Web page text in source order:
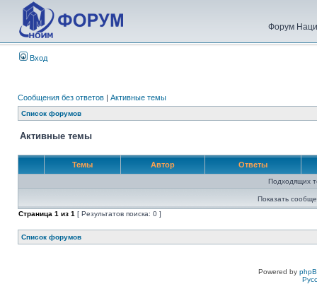
Форум
Вход
Сообщения без ответов | Активные темы
Список форумов
Активные темы
Темы Автор Ответы
Подходящих
Показать
Страница 1 из 1 [ Результатов поиска: 0 ]
Список форумов
Powered by